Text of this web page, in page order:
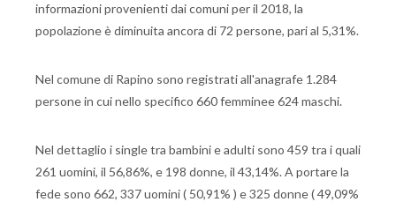
informazioni provenienti dai comuni per il 2018, la
popolazione è diminuita ancora di 72 persone, pari al 5,31%.
Nel comune di Rapino sono registrati all'anagrafe 1.284
persone in cui nello specifico 660 femminee 624 maschi.
Nel dettaglio i single tra bambini e adulti sono 459 tra i quali
261 uomini, il 56,86%, e 198 donne, il 43,14%. A portare la
fede sono 662, 337 uomini ( 50,91% ) e 325 donne ( 49,09%